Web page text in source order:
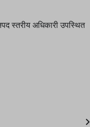
स्तरीय अधिकारी उपस्थित